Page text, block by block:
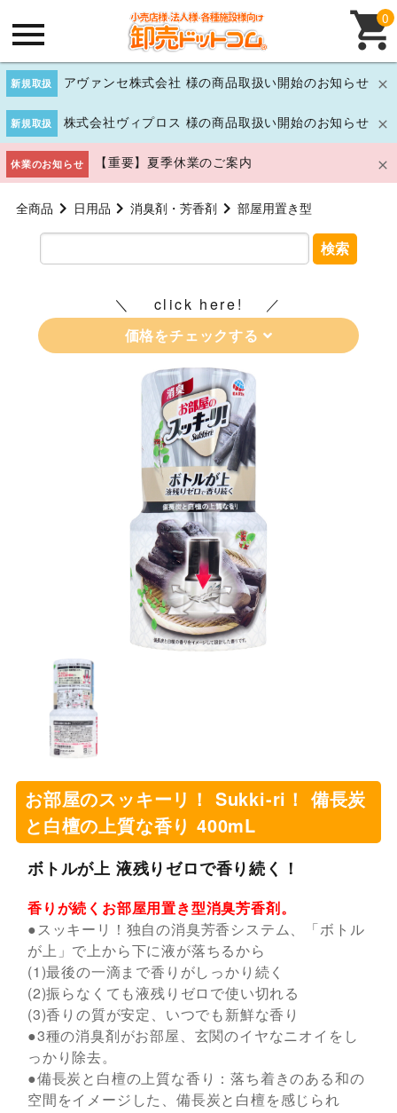
新規取扱 アヴァンセ株式会社 様の商品取扱い開始のお知らせ
新規取扱 株式会社ヴィプロス 様の商品取扱い開始のお知らせ
休業のお知らせ 【重要】夏季休業のご案内
0
全商品 日用品 消臭剤・芳香剤 部屋用置き型
検索
click here!
価格をチェックする
お部屋のスッキーリ！ Sukki-ri！ 備長炭
と白檀の上質な香り 400mL
ボトルが上 液残りゼロで香り続く！
香りが続くお部屋用置き型消臭芳香剤。
●スッキーリ！独自の消臭芳香システム、「ボトル
が上」で上から下に液が落ちるから
(1)最後の一滴まで香りがしっかり続く
(2)振らなくても液残りゼロで使い切れる
(3)香りの質が安定、いつでも新鮮な香り
●3種の消臭剤がお部屋、玄関のイヤなニオイをし
っかり除去。
●備長炭と白檀の上質な香り：落ち着きのある和の
空間をイメージした、備長炭と白檀を感じられ